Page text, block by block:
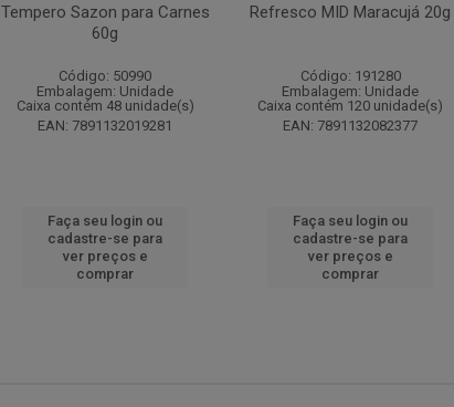
Tempero Sazon para Carnes
60g
Código: 50990
Embalagem: Unidade
Caixa contém 48 unidade(s)
EAN: 7891132019281
Faça seu login ou
cadastre-se para
ver preços e
comprar
Refresco MID Maracujá 20g
Código: 191280
Embalagem: Unidade
Caixa contém 120 unidade(s)
EAN: 7891132082377
Faça seu login ou
cadastre-se para
ver preços e
comprar